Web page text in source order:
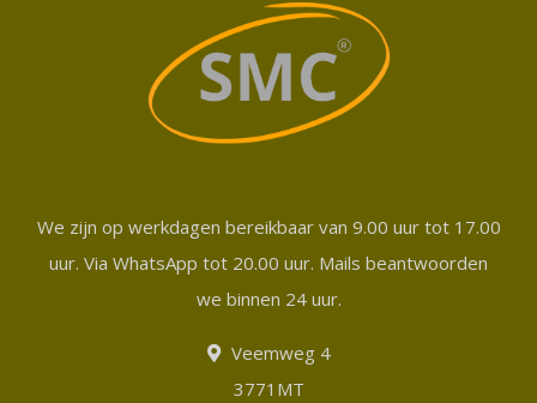
We zijn op werkdagen bereikbaar van 9.00 uur tot 17.00
uur. Via WhatsApp tot 20.00 uur. Mails beantwoorden
we binnen 24 uur.
Veemweg 4
3771MT